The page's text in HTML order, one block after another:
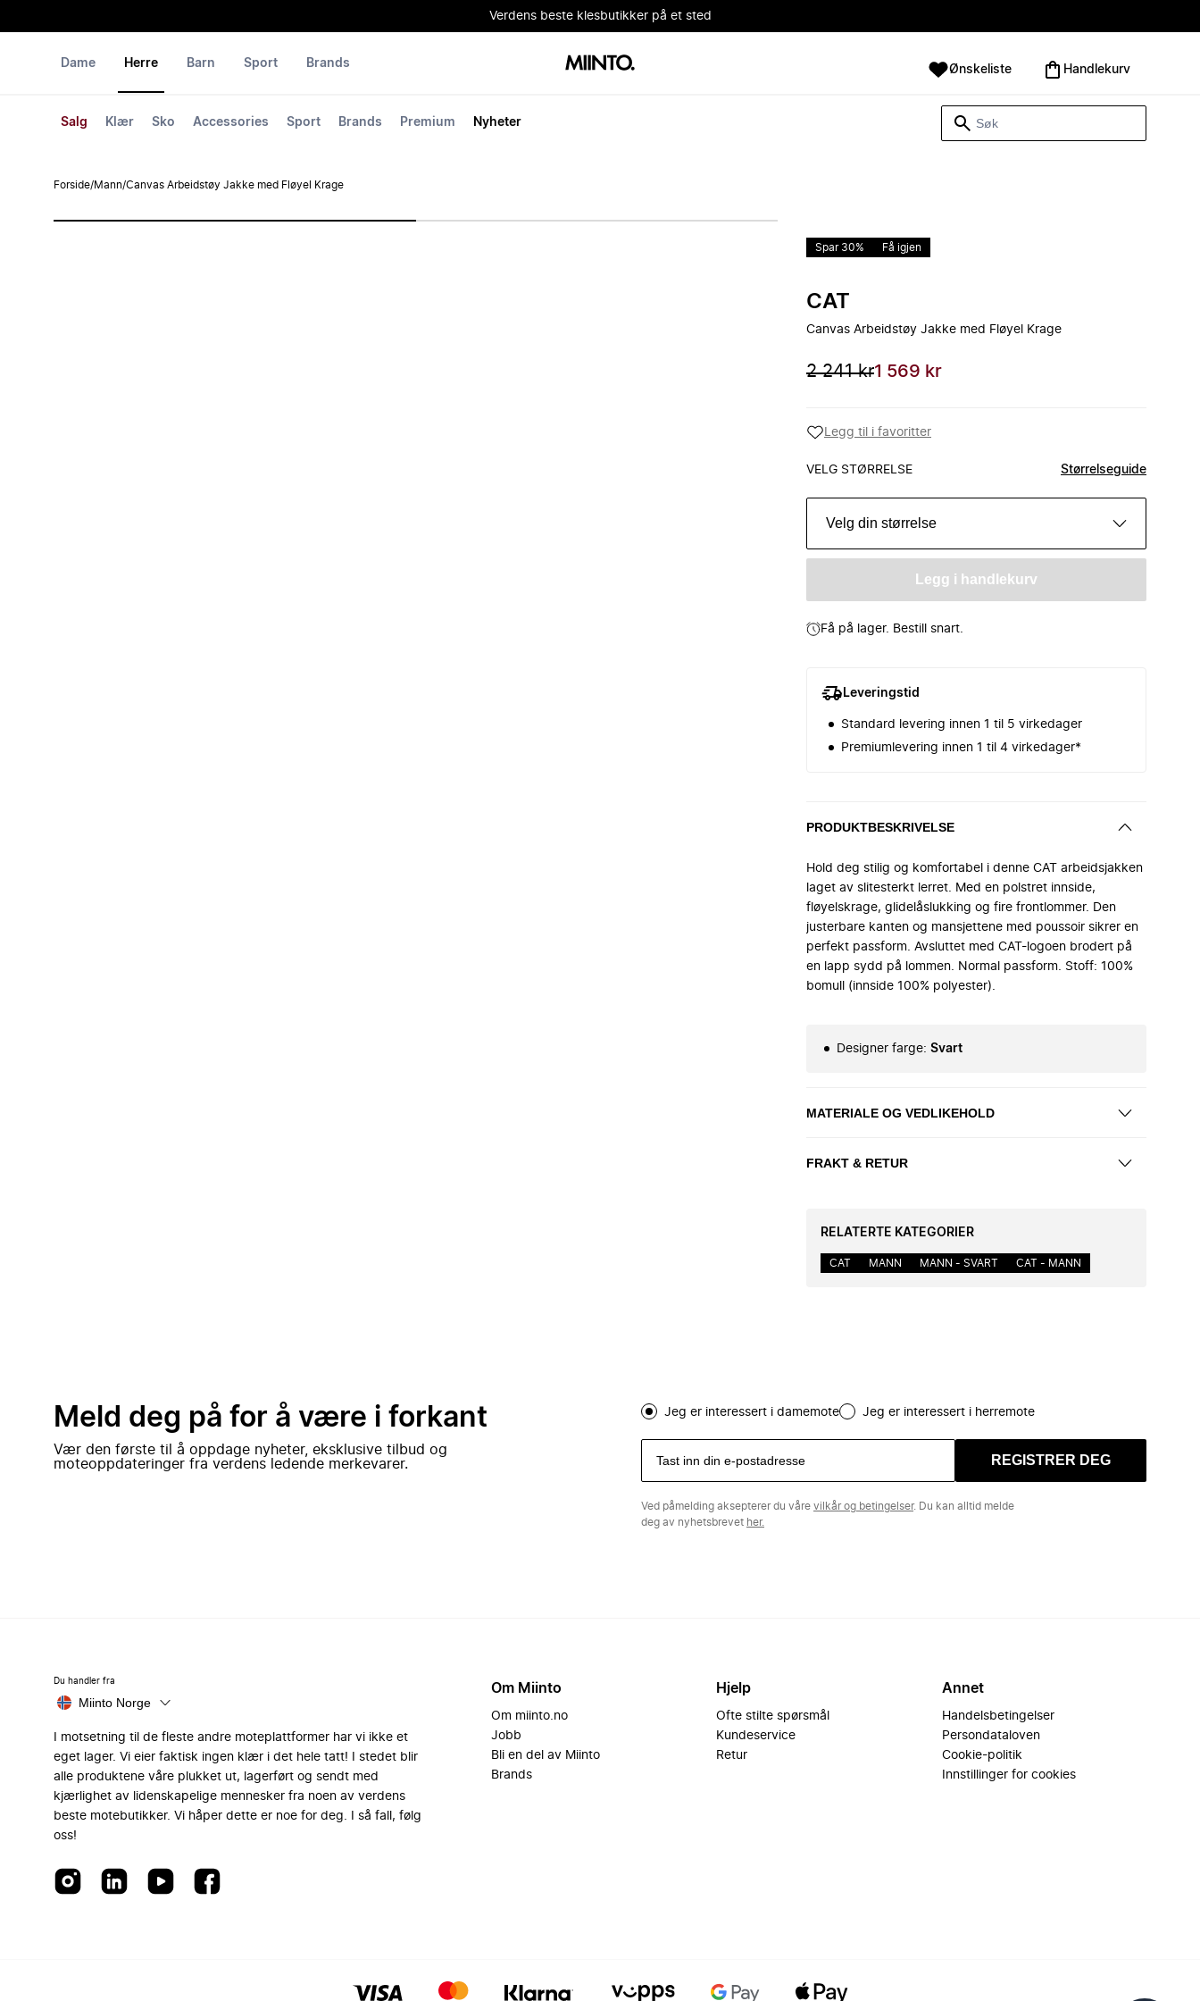
Verdens beste klesbutikker på et sted
Dame Herre
Salg Klær Sko Accessories Sport Brands Premium Nyheter
Barn Sport Brands Ønskeliste Handlekurv
Forside/Mann/Canvas Arbeidstøy Jakke med Fløyel Krage
Spar 30% Få igjen
CAT
Canvas Arbeidstøy Jakke med Fløyel Krage
2 241 kr1 569 kr
Legg til i favoritter
VELG STØRRELSE Størrelseguide
Velg din størrelse
Legg i handlekurv
Få på lager. Bestill snart.
Leveringstid
Standard levering innen 1 til 5 virkedager
Premiumlevering innen 1 til 4 virkedager*
PRODUKTBESKRIVELSE
Hold deg stilig og komfortabel i denne CAT arbeidsjakken
laget av slitesterkt lerret. Med en polstret innside,
fløyelskrage, glidelåslukking og fire frontlommer. Den
justerbare kanten og mansjettene med poussoir sikrer en
perfekt passform. Avsluttet med CAT-logoen brodert på
en lapp sydd på lommen. Normal passform. Stoff: 100%
bomull (innside 100% polyester).
Designer farge: Svart
MATERIALE OG VEDLIKEHOLD
FRAKT & RETUR
RELATERTE KATEGORIER
CAT MANN MANN - SVART CAT - MANN
Meld deg på for å være i forkant
Vær den første til å oppdage nyheter, eksklusive tilbud og
moteoppdateringer fra verdens ledende merkevarer.
Jeg er interessert i damemote Jeg er interessert i herremote
REGISTRER DEG
Ved påmelding aksepterer du våre vilkår og betingelser. Du kan alltid melde
deg av nyhetsbrevet her.
Du handler fra
Miinto Norge
I motsetning til de fleste andre moteplattformer har vi ikke et
eget lager. Vi eier faktisk ingen klær i det hele tatt! I stedet blir
alle produktene våre plukket ut, lagerført og sendt med
kjærlighet av lidenskapelige mennesker fra noen av verdens
beste motebutikker. Vi håper dette er noe for deg. I så fall, følg
oss!
Om Miinto
Om miinto.no
Jobb
Bli en del av Miinto
Brands
Hjelp
Ofte stilte spørsmål
Kundeservice
Retur
Annet
Handelsbetingelser
Persondataloven
Cookie-politik
Innstillinger for cookies